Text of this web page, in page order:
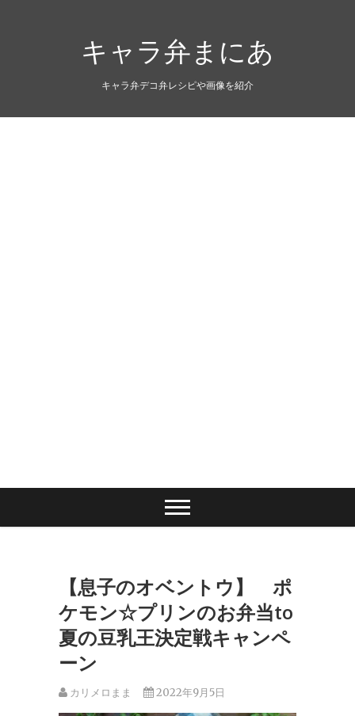
キャラ弁まにあ
キャラ弁デコ弁レシピや画像を紹介
【息子のオベントウ】 ポ
ケモン☆プリンのお弁当to
夏の豆乳王決定戦キャンペ
ーン
カリメロまま 2022年9月5日